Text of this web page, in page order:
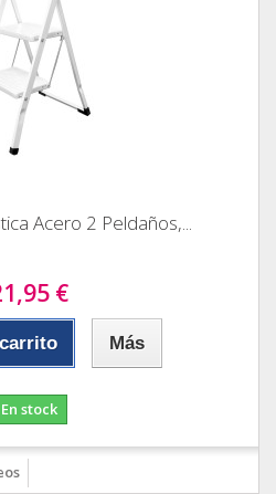
Acero 2 Peldaños,...
€
Más
En stock